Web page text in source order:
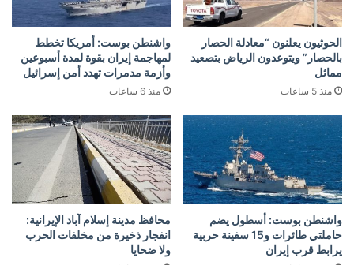
الحوثيون يعلنون “معادلة الحصار
بالحصار” ويتوعدون الرياض بتصعيد
مماثل
منذ 5 ساعات
واشنطن بوست: أمريكا تخطط
لمهاجمة إيران بقوة لمدة أسبوعين
وأزمة مدمرات تهدد أمن إسرائيل
منذ 6 ساعات
واشنطن بوست: أسطول يضم
حاملتي طائرات و15 سفينة حربية
يرابط قرب إيران
محافظ مدينة إسلام آباد الإيرانية:
انفجار ذخيرة من مخلفات الحرب
ولا ضحايا